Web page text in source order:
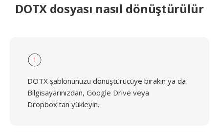
DOTX dosyası nasıl dönüştürülür
1
DOTX şablonunuzu dönüştürücüye bırakın ya da
Bilgisayarınızdan, Google Drive veya
Dropbox'tan yükleyin.